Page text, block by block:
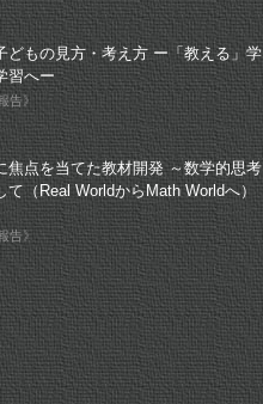
どもの見方・考え方 ー「教える」学
習へー
告》
焦点を当てた教材開発～数学的思考
て（Real WorldからMath Worldへ）
告》